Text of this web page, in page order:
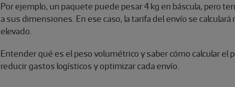
Por ejemplo, un paquete puede pesar 4 kg en báscula, pero
a sus dimensiones. En ese caso, la tarifa del envío se
elevado.
Entender qué es el peso volumétrico y saber cómo calcular el
reducir gastos logísticos y optimizar cada envío.